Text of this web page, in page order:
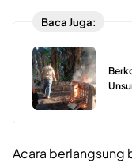
Baca Juga:
Acara berlangsung